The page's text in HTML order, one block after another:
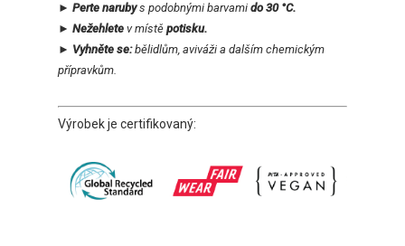
► Perte narubys podobnými barvami do 30 °C.
► Nežehlete v místě potisku.
► Vyhněte se:bělidlům, aviváži a dalším chemickým
přípravkům.
Výrobek je certifikovaný: